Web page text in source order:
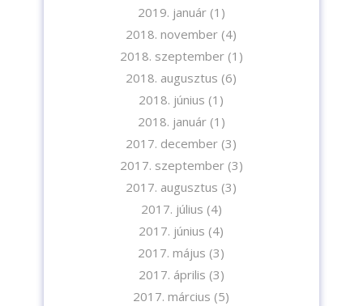
2019. január(1)
2018. november (4)
2018. szeptember(1)
2018. augusztus (6)
2018. június (1)
2018. január(1)
2017. december (3)
2017. szeptember(3)
2017. augusztus (3)
2017. július (4)
2017. június (4)
2017. május (3)
2017. április (3)
2017. március (5)